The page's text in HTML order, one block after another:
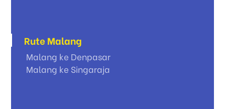
Rute Malang
Malang ke Denpasar
Malang ke Singaraja